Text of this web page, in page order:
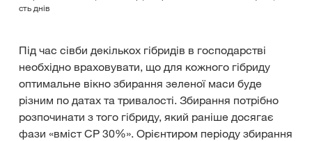
сть днів
Під час сівби декількох гібридів в господарстві
необхідно враховувати, що для кожного гібриду
оптимальне вікно збирання зеленої маси буде
різним по датах та тривалості. Збирання потрібно
розпочинати з того гібриду, який раніше досягає
фази «вміст СР 30%». Орієнтиром періоду збирання